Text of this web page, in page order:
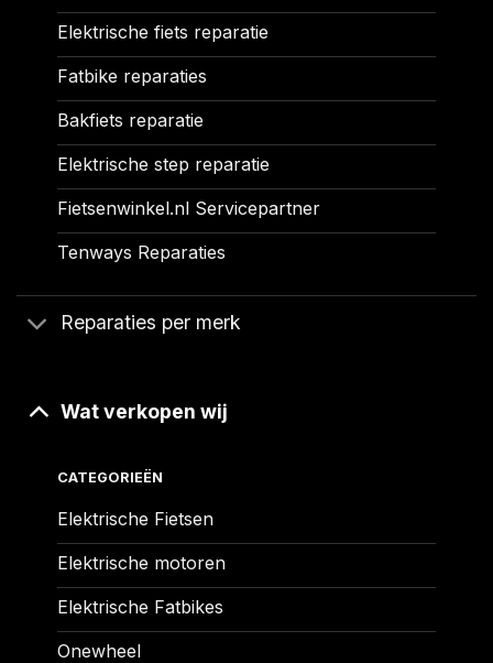
Elektrische fiets reparatie
Fatbike reparaties
Bakfiets reparatie
Elektrische step reparatie
Fietsenwinkel.nl Servicepartner
Tenways Reparaties
Reparaties per merk
Wat verkopen wij
CATEGORIEËN
Elektrische Fietsen
Elektrische motoren
Elektrische Fatbikes
Onewheel